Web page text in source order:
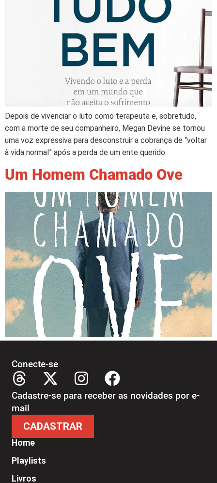
Depois de vivenciar o luto como terapeuta e, sobretudo,
com a morte de seu companheiro, Megan Devine se tornou
uma voz expressiva para desconstruir a cobrança de “voltar
à vida normal” após a perda de um ente querido.
Um Homem Chamado Ove
Home
Playlists
Livros
Conecte-se
Cadastre-se para receber as novidades por e-
mail
CADASTRAR